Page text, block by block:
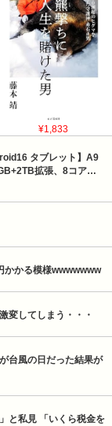
¥1,833
タブレット】A9
拡張、8コア…
かかる模様wwwwwww
変してしまう・・・
台風の日だった結果が
と私見 「いくら税金を